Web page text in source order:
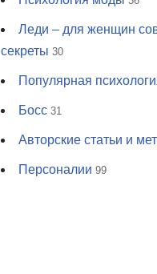
Леди – для женщин
секреты 30
Популярная
Босс 31
Авторские статьи и
Персоналии 99